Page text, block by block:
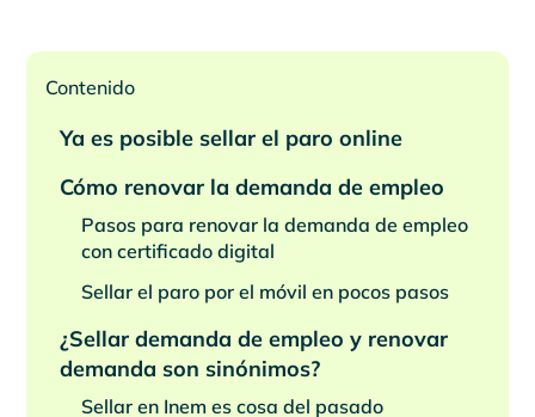
Contenido
Ya es posible sellar el paro online
Cómo renovar la demanda de empleo
Pasos para renovar la demanda de empleo
con certificado digital
Sellar el paro por el móvil en pocos pasos
¿Sellar demanda de empleo y renovar
demanda son sinónimos?
Sellar en Inem es cosa del pasado